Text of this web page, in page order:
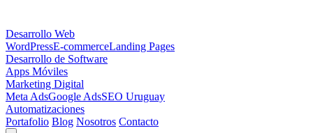
Desarrollo Web
WordPressE-commerceLanding Pages
Desarrollo de Software
Apps Móviles
Marketing Digital
Meta AdsGoogle AdsSEO Uruguay
Automatizaciones
Portafolio Blog Nosotros Contacto